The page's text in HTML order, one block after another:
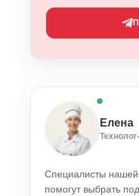
Елена
Специалисты нашей
помогут выбрать